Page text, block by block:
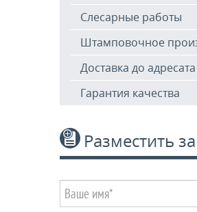
Слесарные работы
Штамповочное
Доставка до адресата
Гарантия качества
Разместить